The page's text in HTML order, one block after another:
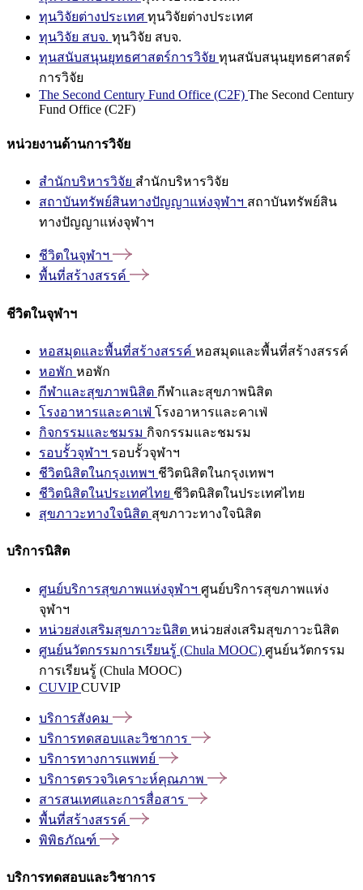
ทุนวิจัยต่างประเทศ ทุนวิจัยต่างประเทศ
ทุนวิจัย สบจ. ทุนวิจัย สบจ.
ทุนสนับสนุนยุทธศาสตร์การวิจัย ทุนสนับสนุนยุทธศาสตร์
การวิจัย
The Second Century Fund Office (C2F) The Second Century
Fund Office (C2F)
หน่วยงานด้านการวิจัย
สำนักบริหารวิจัย สำนักบริหารวิจัย
สถาบันทรัพย์สินทางปัญญาแห่งจุฬาฯ สถาบันทรัพย์สิน
ทางปัญญาแห่งจุฬาฯ
ชีวิตในจุฬาฯ
พื้นที่สร้างสรรค์
ชีวิตในจุฬาฯ
หอสมุดและพื้นที่สร้างสรรค์ หอสมุดและพื้นที่สร้างสรรค์
หอพัก หอพัก
กีฬาและสุขภาพนิสิต กีฬาและสุขภาพนิสิต
โรงอาหารและคาเฟ่ โรงอาหารและคาเฟ่
กิจกรรมและชมรม กิจกรรมและชมรม
รอบรั้วจุฬาฯ รอบรั้วจุฬาฯ
ชีวิตนิสิตในกรุงเทพฯ ชีวิตนิสิตในกรุงเทพฯ
ชีวิตนิสิตในประเทศไทย ชีวิตนิสิตในประเทศไทย
สุขภาวะทางใจนิสิต สุขภาวะทางใจนิสิต
บริการนิสิต
ศูนย์บริการสุขภาพแห่งจุฬาฯ ศูนย์บริการสุขภาพแห่ง
จุฬาฯ
หน่วยส่งเสริมสุขภาวะนิสิต หน่วยส่งเสริมสุขภาวะนิสิต
ศูนย์นวัตกรรมการเรียนรู้ (Chula MOOC) ศูนย์นวัตกรรม
การเรียนรู้ (Chula MOOC)
CUVIPCUVIP
บริการสังคม
บริการทดสอบและวิชาการ
บริการทางการแพทย์
บริการตรวจวิเคราะห์คุณภาพ
สารสนเทศและการสื่อสาร
พื้นที่สร้างสรรค์
พิพิธภัณฑ์
บริการทดสอบและวิชาการ